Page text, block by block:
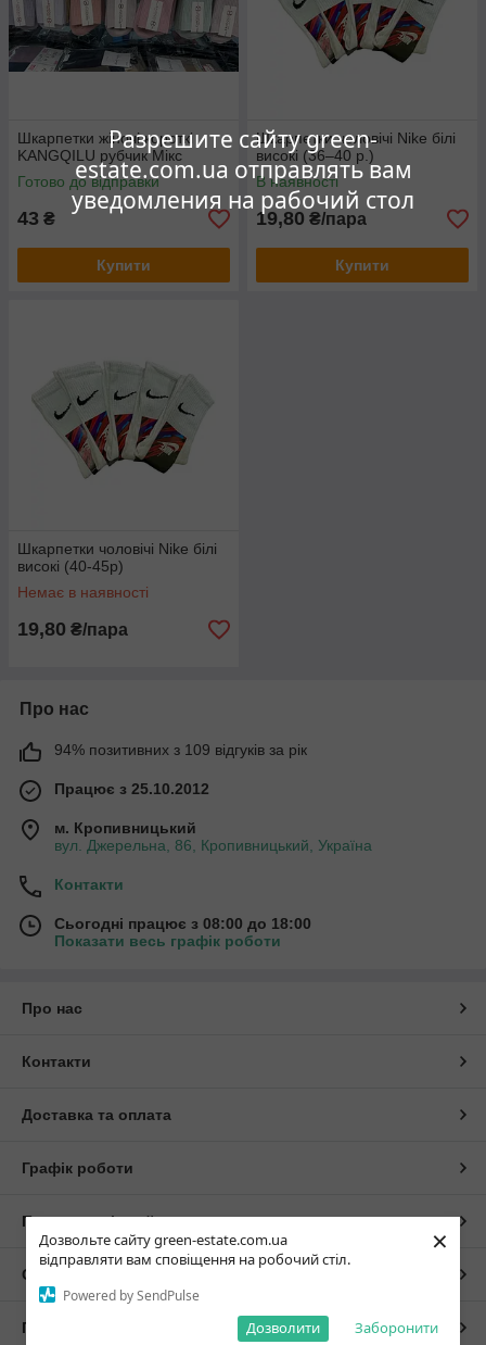
Дозвольте сайту green-estate.com.ua
відправляти вам сповіщення на робочий стіл.
Powered by SendPulse
Заборонити
Дозволити
×
Разрешите сайту green-
estate.com.ua отправлять вам
уведомления на рабочий стол
Шкарпетки жіночі короткі
KANGQILU рубчик Мікс
Готово до відправки
43 ₴
Купити
Шкарпетки чоловічі Nike білі
високі (36–40 р.)
В наявності
19,80 ₴/пара
Купити
Шкарпетки чоловічі Nike білі
високі (40-45р)
Немає в наявності
19,80 ₴/пара
Про нас
94% позитивних з 109 відгуків за рік
Працює з 25.10.2012
м. Кропивницький
вул. Джерельна, 86, Кропивницький, Україна
Контакти
Сьогодні працює з 08:00 до 18:00
Показати весь графік роботи
Про нас
Контакти
Доставка та оплата
Графік роботи
Повна версія сайту
Сайт створено на маркетплейсі
Політика конфіденційності